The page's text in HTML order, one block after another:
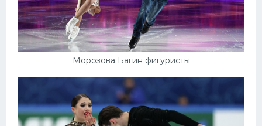
Морозова Багин фигуристы